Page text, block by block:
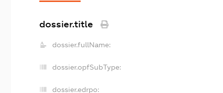
dossier.title
dossier.fullName:
dossier.opfSubType:
dossier.edrpo: